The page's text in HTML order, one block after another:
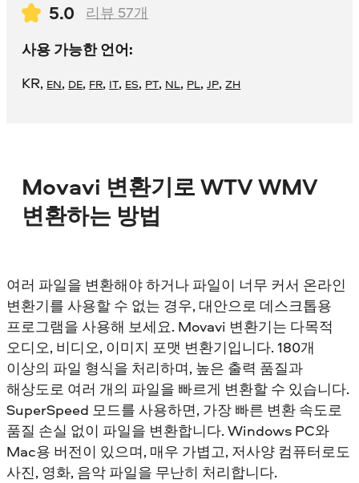
5.0 리뷰 57개
사용 가능한 언어:
KR, EN, DE, FR, IT, ES, PT, NL, PL,JP,ZH
Movavi 변환기로 WTV WMV
변환하는 방법
여러 파일을 변환해야 하거나 파일이 너무 커서 온라인
변환기를 사용할 수 없는 경우, 대안으로 데스크톱용
프로그램을 사용해 보세요. Movavi 변환기는 다목적
오디오, 비디오, 이미지 포맷 변환기입니다. 180개
이상의 파일 형식을 처리하며, 높은 출력 품질과
해상도로 여러 개의 파일을 빠르게 변환할 수 있습니다.
SuperSpeed 모드를 사용하면, 가장 빠른 변환 속도로
품질 손실 없이 파일을 변환합니다. Windows PC와
Mac용 버전이 있으며, 매우 가볍고, 저사양 컴퓨터로도
사진, 영화, 음악 파일을 무난히 처리합니다.